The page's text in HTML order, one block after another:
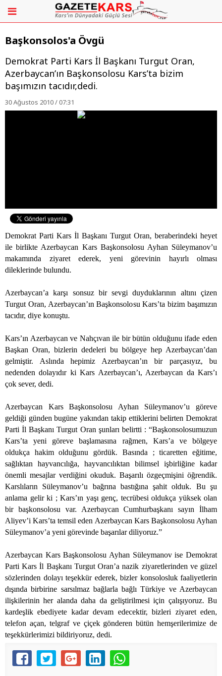
Başkonsolos'a Övgü
Demokrat Parti Kars İl Başkanı Turgut Oran,
Azerbaycan’ın Başkonsolosu Kars’ta bizim
başımızın tacıdır,dedi.
30 Ağustos 2010 / 07:31
Demokrat Parti Kars İl Başkanı Turgut Oran, beraberindeki heyet
ile birlikte Azerbaycan Kars Başkonsolosu Ayhan Süleymanov’u
makamında ziyaret ederek, yeni görevinin hayırlı olması
dileklerinde bulundu.
Azerbaycan’a karşı sonsuz bir sevgi duyduklarının altını çizen
Turgut Oran, Azerbaycan’ın Başkonsolosu Kars’ta bizim başımızın
tacıdır, diye konuştu.
Kars’ın Azerbaycan ve Nahçıvan ile bir bütün olduğunu ifade eden
Başkan Oran, bizlerin dedeleri bu bölgeye hep Azerbaycan’dan
gelmiştir. Aslında hepimiz Azerbaycan’ın bir parçasıyız, bu
nedenden dolayıdır ki Kars Azerbaycan’ı, Azerbaycan da Kars’ı
çok sever, dedi.
Azerbaycan Kars Başkonsolosu Ayhan Süleymanov’u göreve
geldiği günden bugüne yakından takip ettiklerini belirten Demokrat
Parti İl Başkanı Turgut Oran şunları belirtti : “Başkonsolosumuzun
Kars’ta yeni göreve başlamasına rağmen, Kars’a ve bölgeye
oldukça hakim olduğunu gördük. Basında ; ticaretten eğitime,
sağlıktan hayvancılığa, hayvancılıktan bilimsel işbirliğine kadar
önemli mesajlar verdiğini okuduk. Başarılı özgeçmişini öğrendik.
Karslıların Süleymanov’u bağrına bastığına şahit olduk. Bu şu
anlama gelir ki ; Kars’ın yaşı genç, tecrübesi oldukça yüksek olan
bir başkonsolosu var. Azerbaycan Cumhurbaşkanı sayın İlham
Aliyev’i Kars’ta temsil eden Azerbaycan Kars Başkonsolosu Ayhan
Süleymanov’a yeni görevinde başarılar diliyoruz.”
Azerbaycan Kars Başkonsolosu Ayhan Süleymanov ise Demokrat
Parti Kars İl Başkanı Turgut Oran’a nazik ziyaretlerinden ve güzel
sözlerinden dolayı teşekkür ederek, bizler konsolosluk faaliyetlerin
dışında birbirine sarsılmaz bağlarla bağlı Türkiye ve Azerbaycan
ilişkilerinin her alanda daha da geliştirilmesi için çalışıyoruz. Bu
kardeşlik ebediyete kadar devam edecektir, bizleri ziyaret eden,
telefon açan, telgraf ve çiçek gönderen bütün hemşerilerimize de
teşekkürlerimizi bildiriyoruz, dedi.